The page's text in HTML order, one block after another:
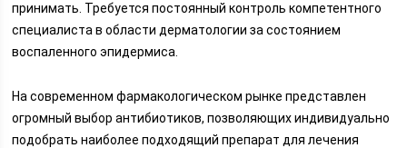
принимать. Требуется постоянный контроль компетентного
специалиста в области дерматологии за состоянием
воспаленного эпидермиса.
На современном фармакологическом рынке представлен
огромный выбор антибиотиков, позволяющих индивидуально
подобрать наиболее подходящий препарат для лечения